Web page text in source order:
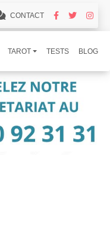
CONTACT
TAROT TESTS BLOG